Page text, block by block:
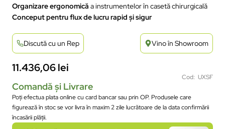
Organizare ergonomică a instrumentelor în casetă chirurgicală
Conceput pentru flux de lucru rapid și sigur
Discută cu un Rep Vino în Showroom
11.436,06lei
Cod: UXSF
Comandă și Livrare
Poți efectua plata online cu card bancar sau prin OP. Produsele care
figurează în stoc se vor livra în maxim 2 zile lucrătoare de la data confirmării
încasării plății.